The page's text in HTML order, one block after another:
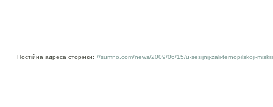
Постійна адреса сторінки: //sumno.com/news/2009/06/15/u-sesijnij-zali-ternopilskoji-